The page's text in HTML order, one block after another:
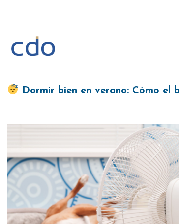
Dormir bien en verano: Cómo el